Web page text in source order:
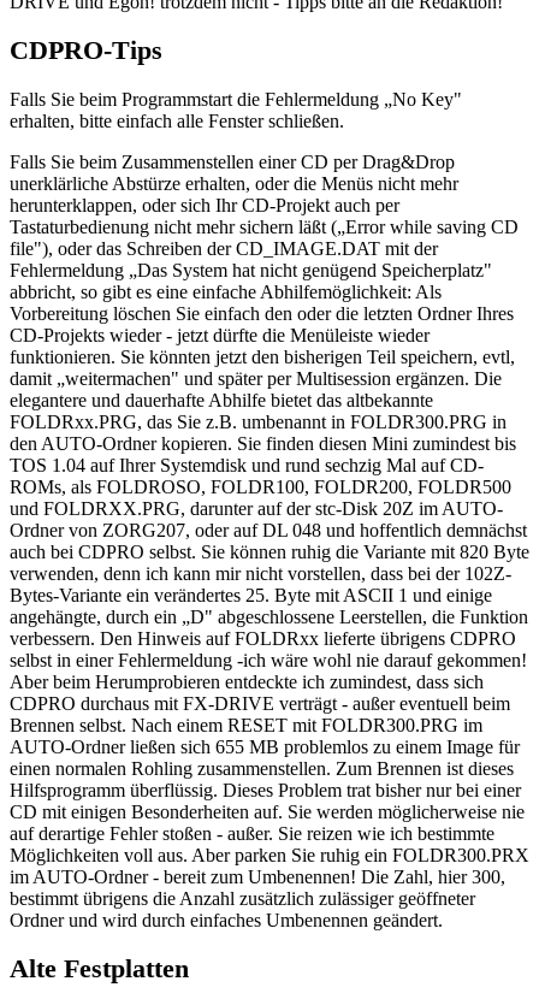
CDPRO-Tips
Falls Sie beim Programmstart die Fehlermeldung „No Key"
erhalten, bitte einfach alle Fenster schließen.
Falls Sie beim Zusammenstellen einer CD per Drag&Drop
unerklärliche Abstürze erhalten, oder die Menüs nicht mehr
herunterklappen, oder sich Ihr CD-Projekt auch per
Tastaturbedienung nicht mehr sichern läßt („Error while saving CD
file"), oder das Schreiben der CD_IMAGE.DAT mit der
Fehlermeldung „Das System hat nicht genügend Speicherplatz"
abbricht, so gibt es eine einfache Abhilfemöglichkeit: Als
Vorbereitung löschen Sie einfach den oder die letzten Ordner Ihres
CD-Projekts wieder - jetzt dürfte die Menüleiste wieder
funktionieren. Sie könnten jetzt den bisherigen Teil speichern, evtl,
damit „weitermachen" und später per Multisession ergänzen. Die
elegantere und dauerhafte Abhilfe bietet das altbekannte
FOLDRxx.PRG, das Sie z.B. umbenannt in FOLDR300.PRG in
den AUTO-Ordner kopieren. Sie finden diesen Mini zumindest bis
TOS 1.04 auf Ihrer Systemdisk und rund sechzig Mal auf CD-
ROMs, als FOLDROSO, FOLDR100, FOLDR200, FOLDR500
und FOLDRXX.PRG, darunter auf der stc-Disk 20Z im AUTO-
Ordner von ZORG207, oder auf DL 048 und hoffentlich demnächst
auch bei CDPRO selbst. Sie können ruhig die Variante mit 820 Byte
verwenden, denn ich kann mir nicht vorstellen, dass bei der 102Z-
Bytes-Variante ein verändertes 25. Byte mit ASCII 1 und einige
angehängte, durch ein „D" abgeschlossene Leerstellen, die Funktion
verbessern. Den Hinweis auf FOLDRxx lieferte übrigens CDPRO
selbst in einer Fehlermeldung -ich wäre wohl nie darauf gekommen!
Aber beim Herumprobieren entdeckte ich zumindest, dass sich
CDPRO durchaus mit FX-DRIVE verträgt - außer eventuell beim
Brennen selbst. Nach einem RESET mit FOLDR300.PRG im
AUTO-Ordner ließen sich 655 MB problemlos zu einem Image für
einen normalen Rohling zusammenstellen. Zum Brennen ist dieses
Hilfsprogramm überflüssig. Dieses Problem trat bisher nur bei einer
CD mit einigen Besonderheiten auf. Sie werden möglicherweise nie
auf derartige Fehler stoßen - außer. Sie reizen wie ich bestimmte
Möglichkeiten voll aus. Aber parken Sie ruhig ein FOLDR300.PRX
im AUTO-Ordner - bereit zum Umbenennen! Die Zahl, hier 300,
bestimmt übrigens die Anzahl zusätzlich zulässiger geöffneter
Ordner und wird durch einfaches Umbenennen geändert.
Alte Festplatten